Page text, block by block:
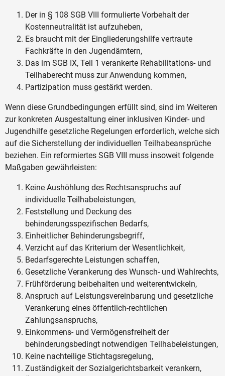
Der in § 108 SGB VIII formulierte Vorbehalt der
Kostenneutralität ist aufzuheben,
Es braucht mit der Eingliederungshilfe vertraute
Fachkräfte in den Jugendämtern,
Das im SGB IX, Teil 1 verankerte Rehabilitations- und
Teilhaberecht muss zur Anwendung kommen,
Partizipation muss gestärkt werden.
Wenn diese Grundbedingungen erfüllt sind, sind im Weiteren
zur konkreten Ausgestaltung einer inklusiven Kinder- und
Jugendhilfe gesetzliche Regelungen erforderlich, welche sich
auf die Sicherstellung der individuellen Teilhabeansprüche
beziehen. Ein reformiertes SGB VIII muss insoweit folgende
Maßgaben gewährleisten:
Keine Aushöhlung des Rechtsanspruchs auf
individuelle Teilhabeleistungen,
Feststellung und Deckung des
behinderungsspezifischen Bedarfs,
Einheitlicher Behinderungsbegriff,
Verzicht auf das Kriterium der Wesentlichkeit,
Bedarfsgerechte Leistungen schaffen,
Gesetzliche Verankerung des Wunsch- und Wahlrechts,
Frühförderung beibehalten und weiterentwickeln,
Anspruch auf Leistungsvereinbarung und gesetzliche
Verankerung eines öffentlich-rechtlichen
Zahlungsanspruchs,
Einkommens- und Vermögensfreiheit der
behinderungsbedingt notwendigen Teilhabeleistungen,
Keine nachteilige Stichtagsregelung,
Zuständigkeit der Sozialgerichtsbarkeit verankern,